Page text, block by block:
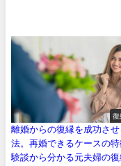
復
離婚からの復縁を成功さ
法。再婚できるケースの
験談から分かる元夫婦の復